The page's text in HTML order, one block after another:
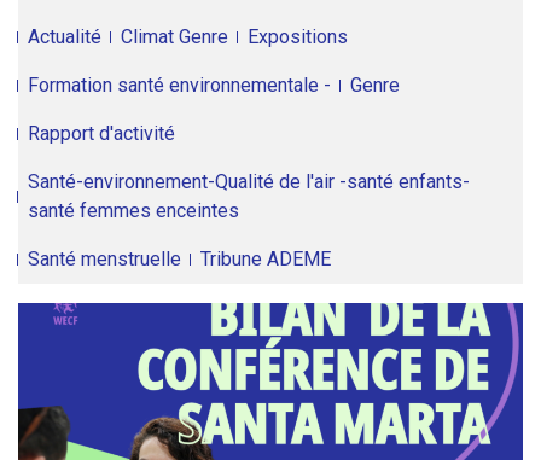
Actualité Climat Genre Expositions
Formation santé environnementale - Genre
Rapport d'activité
Santé-environnement-Qualité de l'air -santé enfants-
santé femmes enceintes
Santé menstruelle Tribune ADEME